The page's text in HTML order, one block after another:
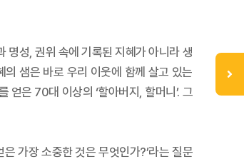
명성, 권위 속에 기록된 지혜가 아니라 생
샘은 바로 우리 이웃에 함께 살고 있는
얻은 70대 이상의 ‘할아버지, 할머니’. 그
가장 소중한 것은 무엇인가?’라는 질문